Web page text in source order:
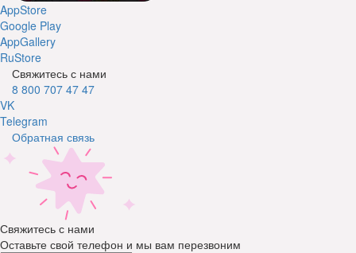
AppStore
Google Play
AppGallery
RuStore
Свяжитесь с нами
8 800 707 47 47
VK
Telegram
Обратная связь
Свяжитесь с нами
Оставьте свой телефон и мы вам перезвоним